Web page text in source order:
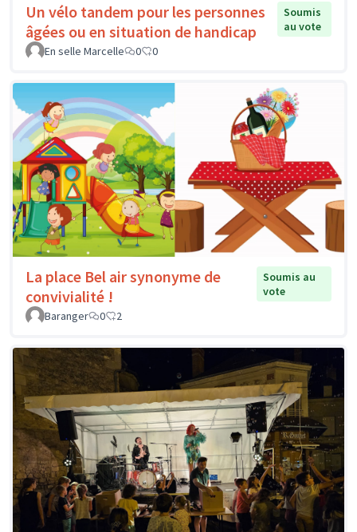
Un vélo tandem pour les personnes
âgées ou en situation de handicap
Soumis
au vote
En selle Marcelle
0 0
La place Bel air synonyme de
convivialité !
Soumis au
vote
Baranger
0 2